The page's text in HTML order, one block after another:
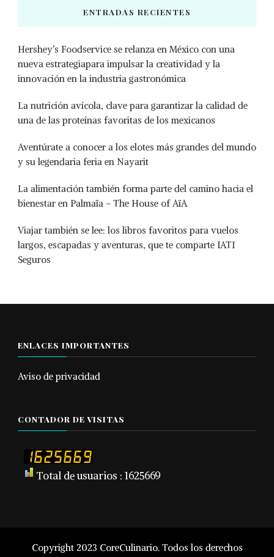
ENTRADAS RECIENTES
Hershey’s Foodservice se relanza en México con una
nueva estrategiapara impulsar la creatividad y la
innovación en la industria gastronómica
La nutrición avícola, clave para garantizar la calidad de
una de las proteínas favoritas de los mexicanos
Aventúrate a conocer a los elotes más grandes del mundo
y su legendaria feria en Nayarit
La alimentación también forma parte del camino hacia el
bienestar en Palmaïa – The House of AïA
Viajar también se lee: los libros favoritos para vuelos
largos, escapadas y aventuras, que te comparte IATI
Seguros
ENLACES IMPORTANTES
Aviso de privacidad
CONTADOR DE VISITAS
Total de usuarios : 1625669
Copyright 2023 CoreCulinario. Todos los derechos